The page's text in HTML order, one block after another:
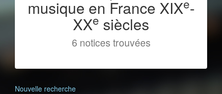
musique en France XIXe-
XXe siècles
6 notices trouvées
Nouvelle recherche